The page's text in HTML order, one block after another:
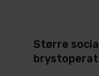
Større